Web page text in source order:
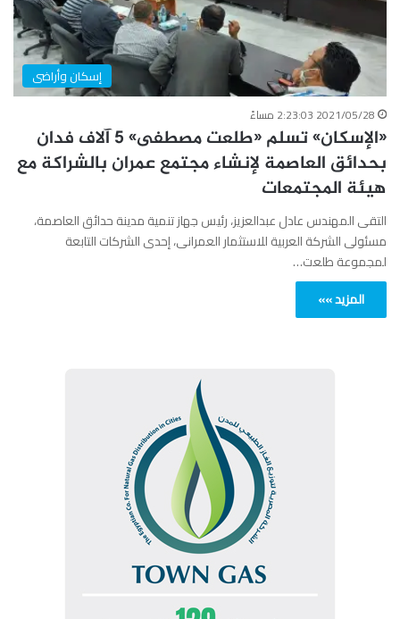
إسكان وأراضى
2021/05/28 2:23:03 مساءً
«الإسكان» تسلم «طلعت مصطفى» 5 آلاف فدان
بحدائق العاصمة لإنشاء مجتمع عمران بالشراكة مع
هيئة المجتمعات
التقى المهندس عادل عبدالعزيز، رئيس جهاز تنمية مدينة حدائق العاصمة،
مسئولى الشركة العربية للاستثمار العمرانى، إحدى الشركات التابعة
لمجموعة طلعت…
المزيد »»